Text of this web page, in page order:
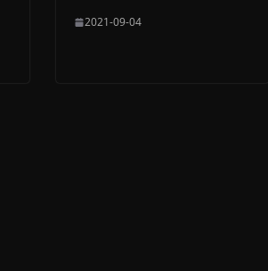
2021-09-04